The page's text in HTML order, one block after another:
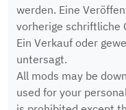
werden. Eine
vorherige schriftliche
Ein Verkauf oder
untersagt.
All mods may be
used for your